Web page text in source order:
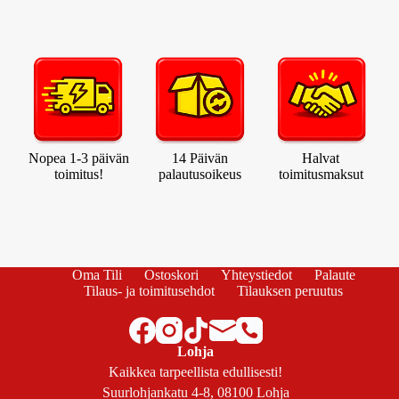
Nopea 1-3 päivän
toimitus!
14 Päivän
palautusoikeus
Halvat
toimitusmaksut
Oma Tili Ostoskori Yhteystiedot
Palaute
Tilaus- ja toimitusehdot
Tilauksen peruutus
Lohja
Kaikkea tarpeellista edullisesti!
Suurlohjankatu 4-8, 08100 Lohja